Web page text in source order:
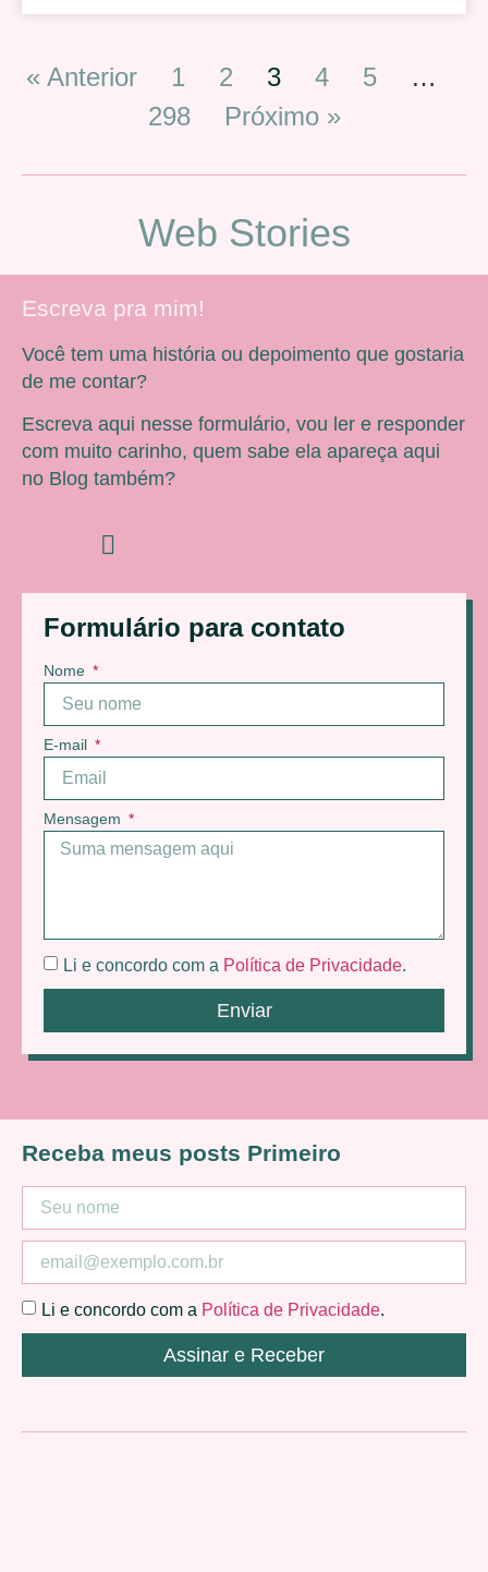
« Anterior 1 2 3 4 5
…
298
Próximo »
Web Stories
Formulário para contato
Nome
E-mail
Mensagem
Li e concordo com a Política de Privacidade.
Enviar
Escreva pra mim!
Você tem uma história ou depoimento que gostaria
de me contar?
Escreva aqui nesse formulário, vou ler e responder
com muito carinho, quem sabe ela apareça aqui
no Blog também?
Receba meus posts Primeiro
Li e concordo com a Política de Privacidade.
Assinar e Receber